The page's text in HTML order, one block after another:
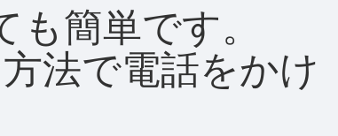
簡単です。
法で電話をかけ